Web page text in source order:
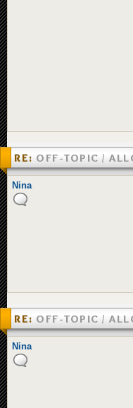
RE: OFF-TOPIC /
»04.08.2007 11:45
Nina
RE: OFF-TOPIC /
UNTERWEGS!
Nina